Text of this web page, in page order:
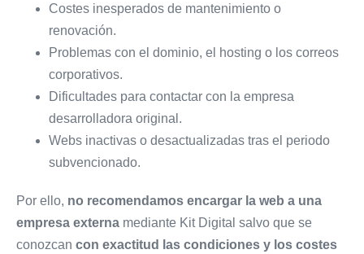
Costes inesperados de mantenimiento o
renovación.
Problemas con el dominio, el hosting o los correos
corporativos.
Dificultades para contactar con la empresa
desarrolladora original.
Webs inactivas o desactualizadas tras el periodo
subvencionado.
Por ello, no recomendamos encargar la web a una
empresa externa mediante Kit Digital salvo que se
conozcan con exactitud las condiciones y los costes